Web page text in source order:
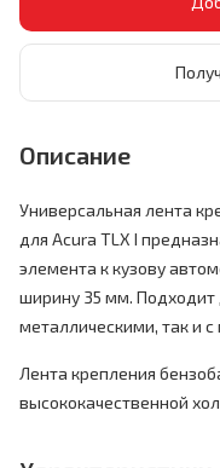
Описание
Универсальная лента
для Acura TLX I
элемента к кузову
ширину 35 мм. Подходит
металлическими, так и
Лента крепления
высококачественной